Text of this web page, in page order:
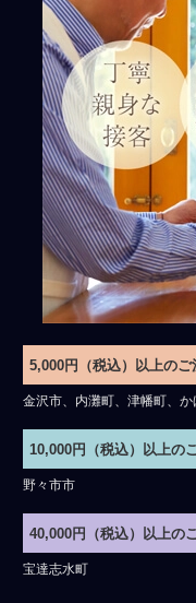
5,000円（税込）以上の
金沢市、内灘町、津幡町、か
10,000円（税込）以上の
野々市市
40,000円（税込）以上の
宝達志水町